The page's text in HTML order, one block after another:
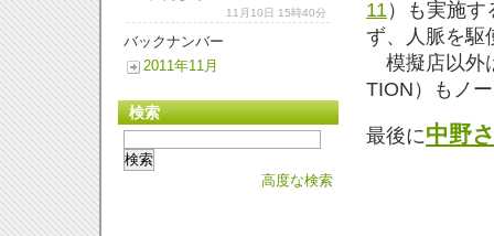
11 ）も実施
ず、人脈を駆
模擬店以外
TION）もノ
最後に中野
11月10日 15時40分
バックナンバー
2011年11月
検索
高度な検索